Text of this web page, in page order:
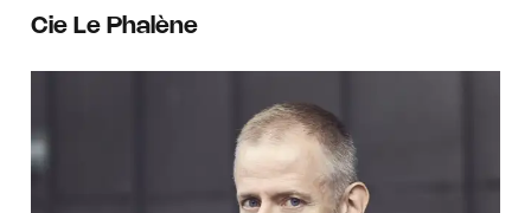
Cie Le Phalène